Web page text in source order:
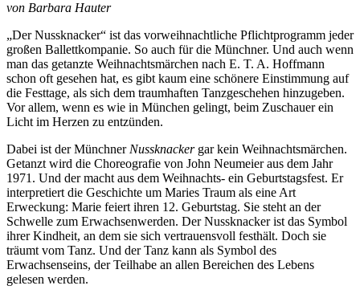
von Barbara Hauter
„Der Nussknacker“ ist das vorweihnachtliche Pflichtprogramm jeder
großen Ballettkompanie. So auch für die Münchner. Und auch wenn
man das getanzte Weihnachtsmärchen nach E. T. A. Hoffmann
schon oft gesehen hat, es gibt kaum eine schönere Einstimmung auf
die Festtage, als sich dem traumhaften Tanzgeschehen hinzugeben.
Vor allem, wenn es wie in München gelingt, beim Zuschauer ein
Licht im Herzen zu entzünden.
Dabei ist der Münchner Nussknackergar kein Weihnachtsmärchen.
Getanzt wird die Choreografie von John Neumeier aus dem Jahr
1971. Und der macht aus dem Weihnachts- ein Geburtstagsfest. Er
interpretiert die Geschichte um Maries Traum als eine Art
Erweckung: Marie feiert ihren 12. Geburtstag. Sie steht an der
Schwelle zum Erwachsenwerden. Der Nussknacker ist das Symbol
ihrer Kindheit, an dem sie sich vertrauensvoll festhält. Doch sie
träumt vom Tanz. Und der Tanz kann als Symbol des
Erwachsenseins, der Teilhabe an allen Bereichen des Lebens
gelesen werden.